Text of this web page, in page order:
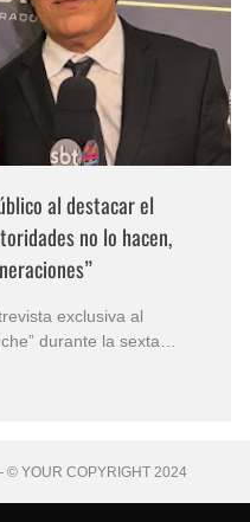
al destacar el
no lo hacen,
exclusiva al
durante la sexta
En medio del
YOUR COPYRIGHT 2024